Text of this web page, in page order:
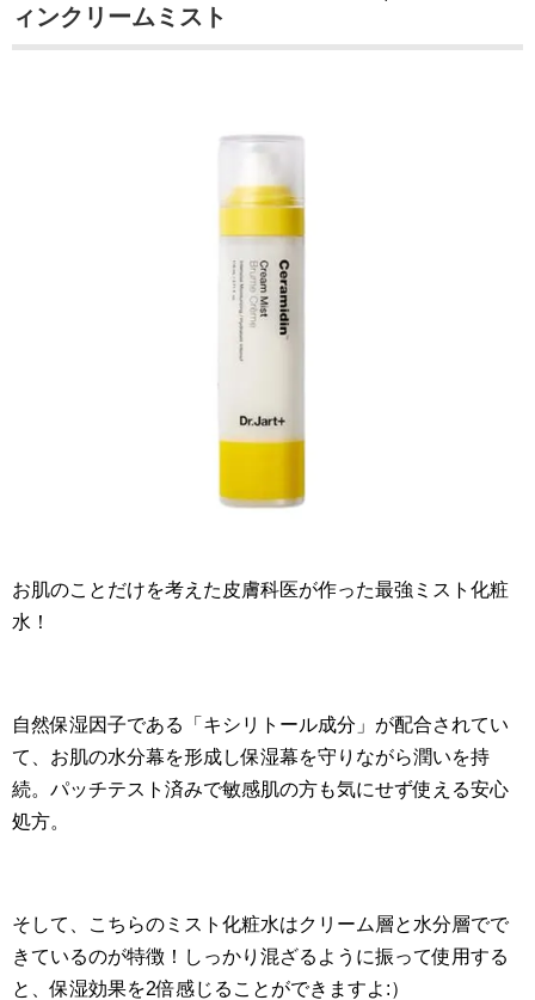
ィンクリームミスト
お肌のことだけを考えた皮膚科医が作った最強ミスト化粧
水！
自然保湿因子である「キシリトール成分」が配合されてい
て、お肌の水分幕を形成し保湿幕を守りながら潤いを持
続。パッチテスト済みで敏感肌の方も気にせず使える安心
処方。
そして、こちらのミスト化粧水はクリーム層と水分層でで
きているのが特徴！しっかり混ざるように振って使用する
と、保湿効果を2倍感じることができますよ:）